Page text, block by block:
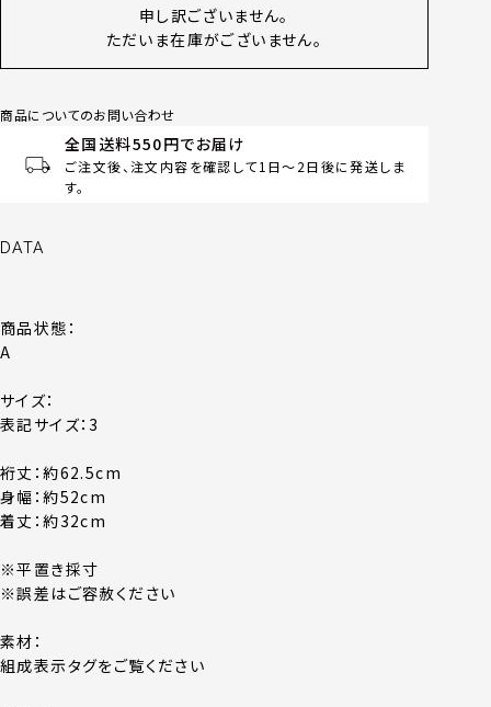
申し訳ございません。
ただいま在庫がございません。
商品についてのお問い合わせ
全国送料550円でお届け
ご注文後、注文内容を確認して1日～2日後に発送しま
す。
DATA
商品状態：
A
サイズ：
表記サイズ：3
裄丈：約62.5cm
身幅：約52cm
着丈：約32cm
※平置き採寸
※誤差はご容赦ください
素材：
組成表示タグをご覧ください